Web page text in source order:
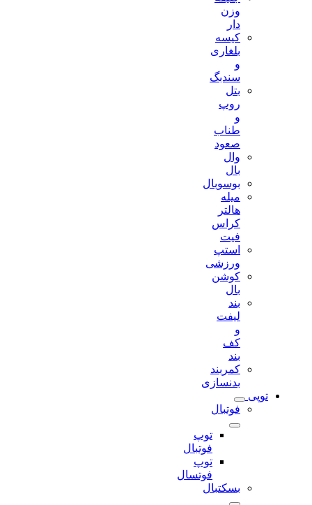
کیسه
بلغاری
سندبگ
بتل
وال
بوسوبال
میله
کراس
استپ
ورزشی
کوشن
کمربند
بدنسازی
توپی
فوتبال
توپ
فوتبال
توپ
فوتسال
بسکتبال